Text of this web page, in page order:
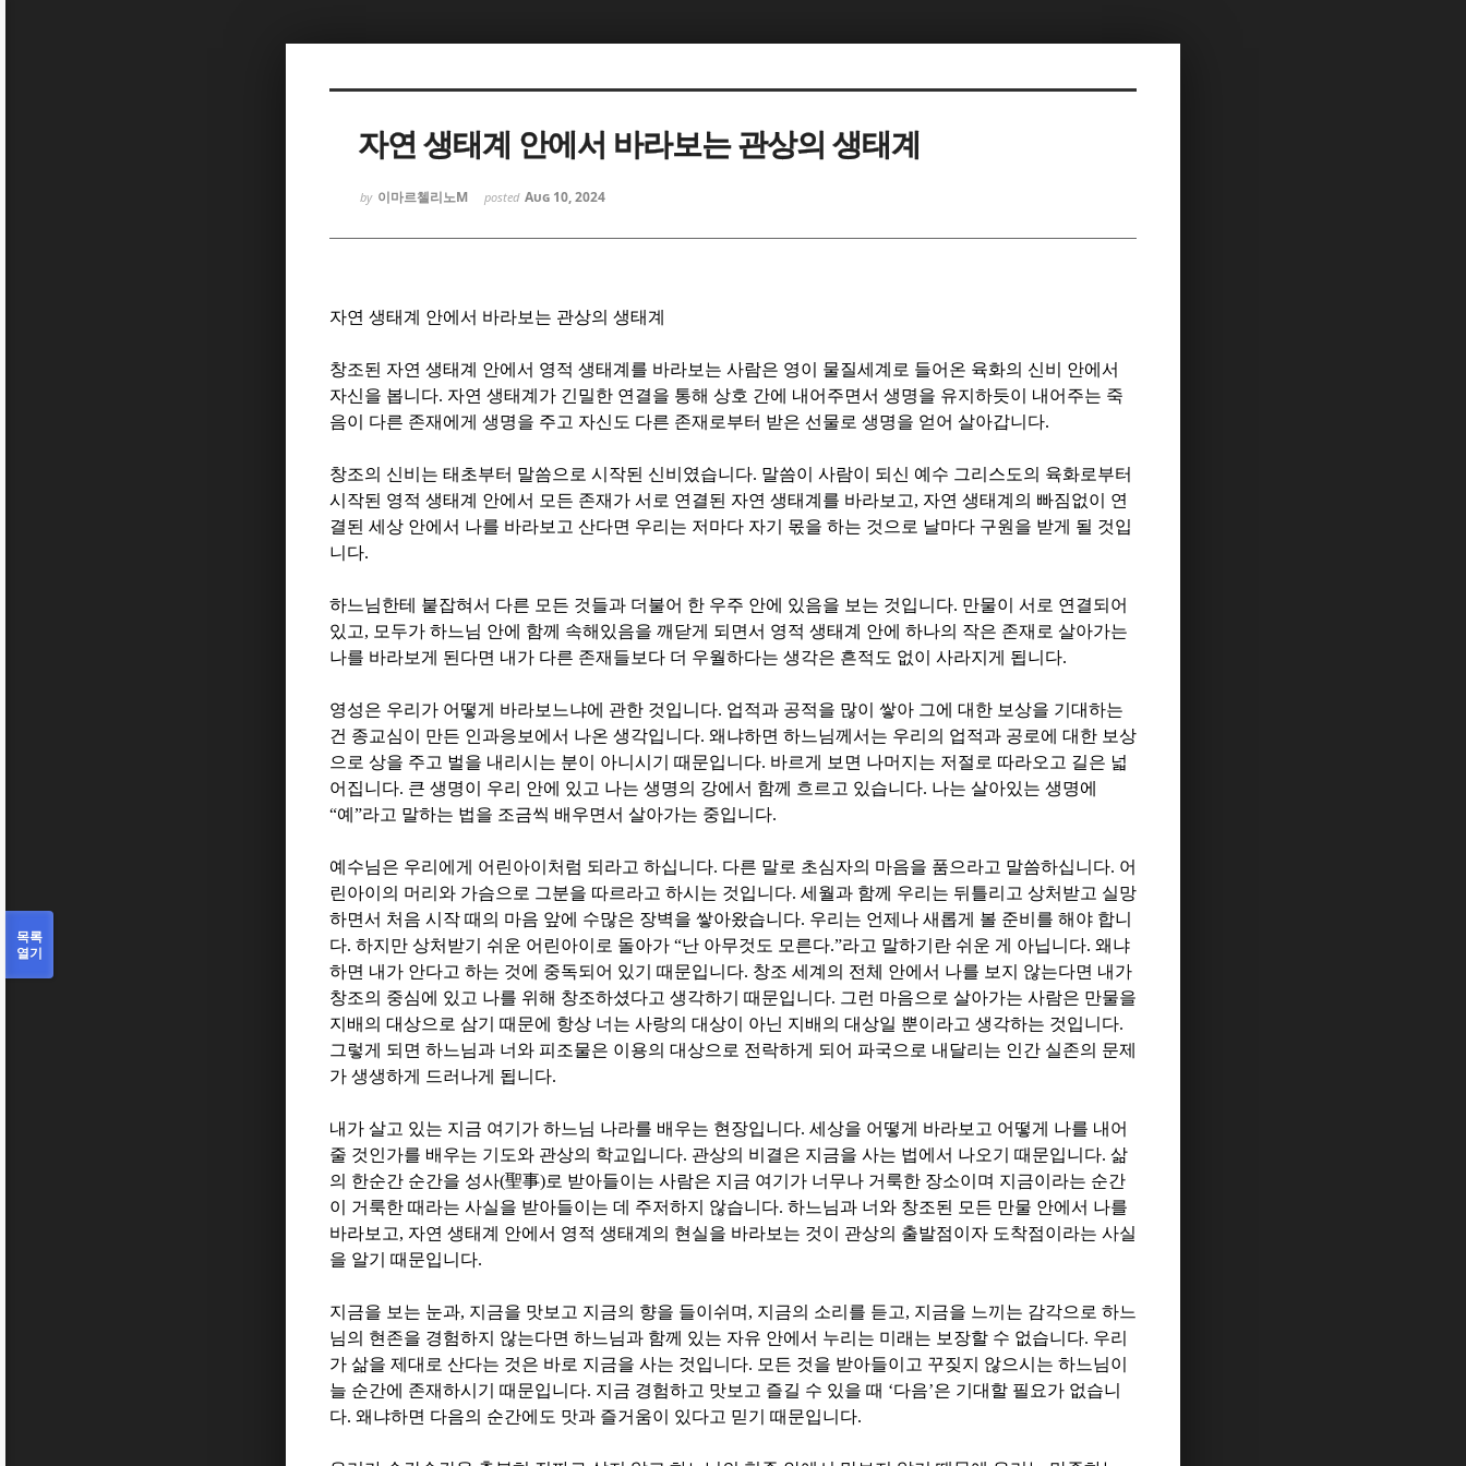
자연 생태계 안에서 바라보는 관상의 생태계
by 이마르첼리노M posted Aug 10, 2024
자연 생태계 안에서 바라보는 관상의 생태계
창조된 자연 생태계 안에서 영적 생태계를 바라보는 사람은 영이 물질세계로 들어온 육화의 신비 안에서
자신을 봅니다. 자연 생태계가 긴밀한 연결을 통해 상호 간에 내어주면서 생명을 유지하듯이 내어주는 죽
음이 다른 존재에게 생명을 주고 자신도 다른 존재로부터 받은 선물로 생명을 얻어 살아갑니다.
창조의 신비는 태초부터 말씀으로 시작된 신비였습니다. 말씀이 사람이 되신 예수 그리스도의 육화로부터
시작된 영적 생태계 안에서 모든 존재가 서로 연결된 자연 생태계를 바라보고, 자연 생태계의 빠짐없이 연
결된 세상 안에서 나를 바라보고 산다면 우리는 저마다 자기 몫을 하는 것으로 날마다 구원을 받게 될 것입
니다.
하느님한테 붙잡혀서 다른 모든 것들과 더불어 한 우주 안에 있음을 보는 것입니다. 만물이 서로 연결되어
있고, 모두가 하느님 안에 함께 속해있음을 깨닫게 되면서 영적 생태계 안에 하나의 작은 존재로 살아가는
나를 바라보게 된다면 내가 다른 존재들보다 더 우월하다는 생각은 흔적도 없이 사라지게 됩니다.
영성은 우리가 어떻게 바라보느냐에 관한 것입니다. 업적과 공적을 많이 쌓아 그에 대한 보상을 기대하는
건 종교심이 만든 인과응보에서 나온 생각입니다. 왜냐하면 하느님께서는 우리의 업적과 공로에 대한 보상
으로 상을 주고 벌을 내리시는 분이 아니시기 때문입니다. 바르게 보면 나머지는 저절로 따라오고 길은 넓
어집니다. 큰 생명이 우리 안에 있고 나는 생명의 강에서 함께 흐르고 있습니다. 나는 살아있는 생명에
“예 ”라고 말하는 법을 조금씩 배우면서 살아가는 중입니다.
예수님은 우리에게 어린아이처럼 되라고 하십니다. 다른 말로 초심자의 마음을 품으라고 말씀하십니다. 어
린아이의 머리와 가슴으로 그분을 따르라고 하시는 것입니다. 세월과 함께 우리는 뒤틀리고 상처받고 실망
하면서 처음 시작 때의 마음 앞에 수많은 장벽을 쌓아왔습니다. 우리는 언제나 새롭게 볼 준비를 해야 합니
다. 하지만 상처받기 쉬운 어린아이로 돌아가 “난 아무것도 모른다.”라고 말하기란 쉬운 게 아닙니다. 왜냐
하면 내가 안다고 하는 것에 중독되어 있기 때문입니다. 창조 세계의 전체 안에서 나를 보지 않는다면 내가
창조의 중심에 있고 나를 위해 창조하셨다고 생각하기 때문입니다. 그런 마음으로 살아가는 사람은 만물을
지배의 대상으로 삼기 때문에 항상 너는 사랑의 대상이 아닌 지배의 대상일 뿐이라고 생각하는 것입니다.
그렇게 되면 하느님과 너와 피조물은 이용의 대상으로 전락하게 되어 파국으로 내달리는 인간 실존의 문제
가 생생하게 드러나게 됩니다.
내가 살고 있는 지금 여기가 하느님 나라를 배우는 현장입니다. 세상을 어떻게 바라보고 어떻게 나를 내어
줄 것인가를 배우는 기도와 관상의 학교입니다. 관상의 비결은 지금을 사는 법에서 나오기 때문입니다. 삶
의 한순간 순간을 성사(聖事)로 받아들이는 사람은 지금 여기가 너무나 거룩한 장소이며 지금이라는 순간
이 거룩한 때라는 사실을 받아들이는 데 주저하지 않습니다. 하느님과 너와 창조된 모든 만물 안에서 나를
바라보고, 자연 생태계 안에서 영적 생태계의 현실을 바라보는 것이 관상의 출발점이자 도착점이라는 사실
을 알기 때문입니다.
지금을 보는 눈과, 지금을 맛보고 지금의 향을 들이쉬며 , 지금의 소리를 듣고, 지금을 느끼는 감각으로 하느
님의 현존을 경험하지 않는다면 하느님과 함께 있는 자유 안에서 누리는 미래는 보장할 수 없습니다. 우리
가 삶을 제대로 산다는 것은 바로 지금을 사는 것입니다. 모든 것을 받아들이고 꾸짖지 않으시는 하느님이
늘 순간에 존재하시기 때문입니다. 지금 경험하고 맛보고 즐길 수 있을 때 ‘다음’은 기대할 필요가 없습니
다. 왜냐하면 다음의 순간에도 맛과 즐거움이 있다고 믿기 때문입니다.
목록
열기
Sketchbook5, 스케치북5
Sketchbook5, 스케치북5